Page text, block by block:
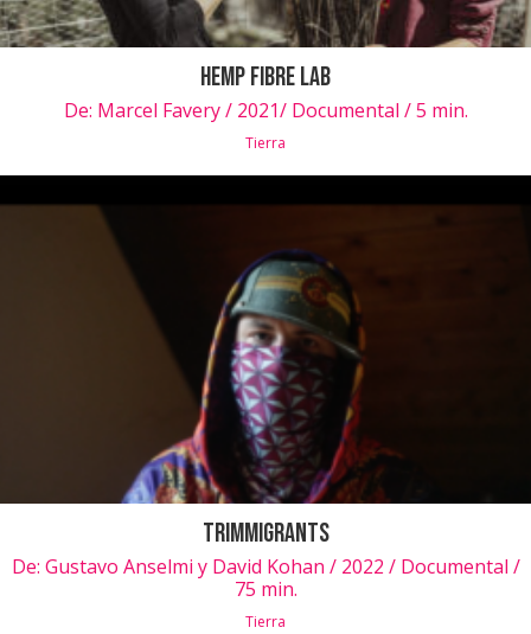
Hemp Fibre Lab
De: Marcel Favery / 2021/ Documental / 5 min.
Tierra
Trimmigrants
De: Gustavo Anselmi y David Kohan / 2022 / Documental /
75 min.
Tierra